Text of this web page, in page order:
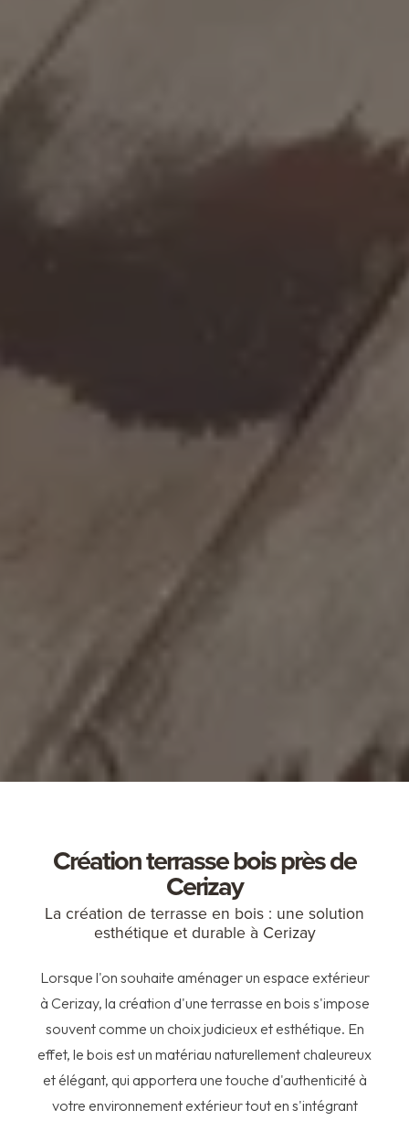
Création terrasse bois près de
Cerizay
La création de terrasse en bois : une solution
esthétique et durable à Cerizay
Lorsque l'on souhaite aménager un espace extérieur
à Cerizay, la création d'une terrasse en bois s'impose
souvent comme un choix judicieux et esthétique. En
effet, le bois est un matériau naturellement chaleureux
et élégant, qui apportera une touche d'authenticité à
votre environnement extérieur tout en s'intégrant